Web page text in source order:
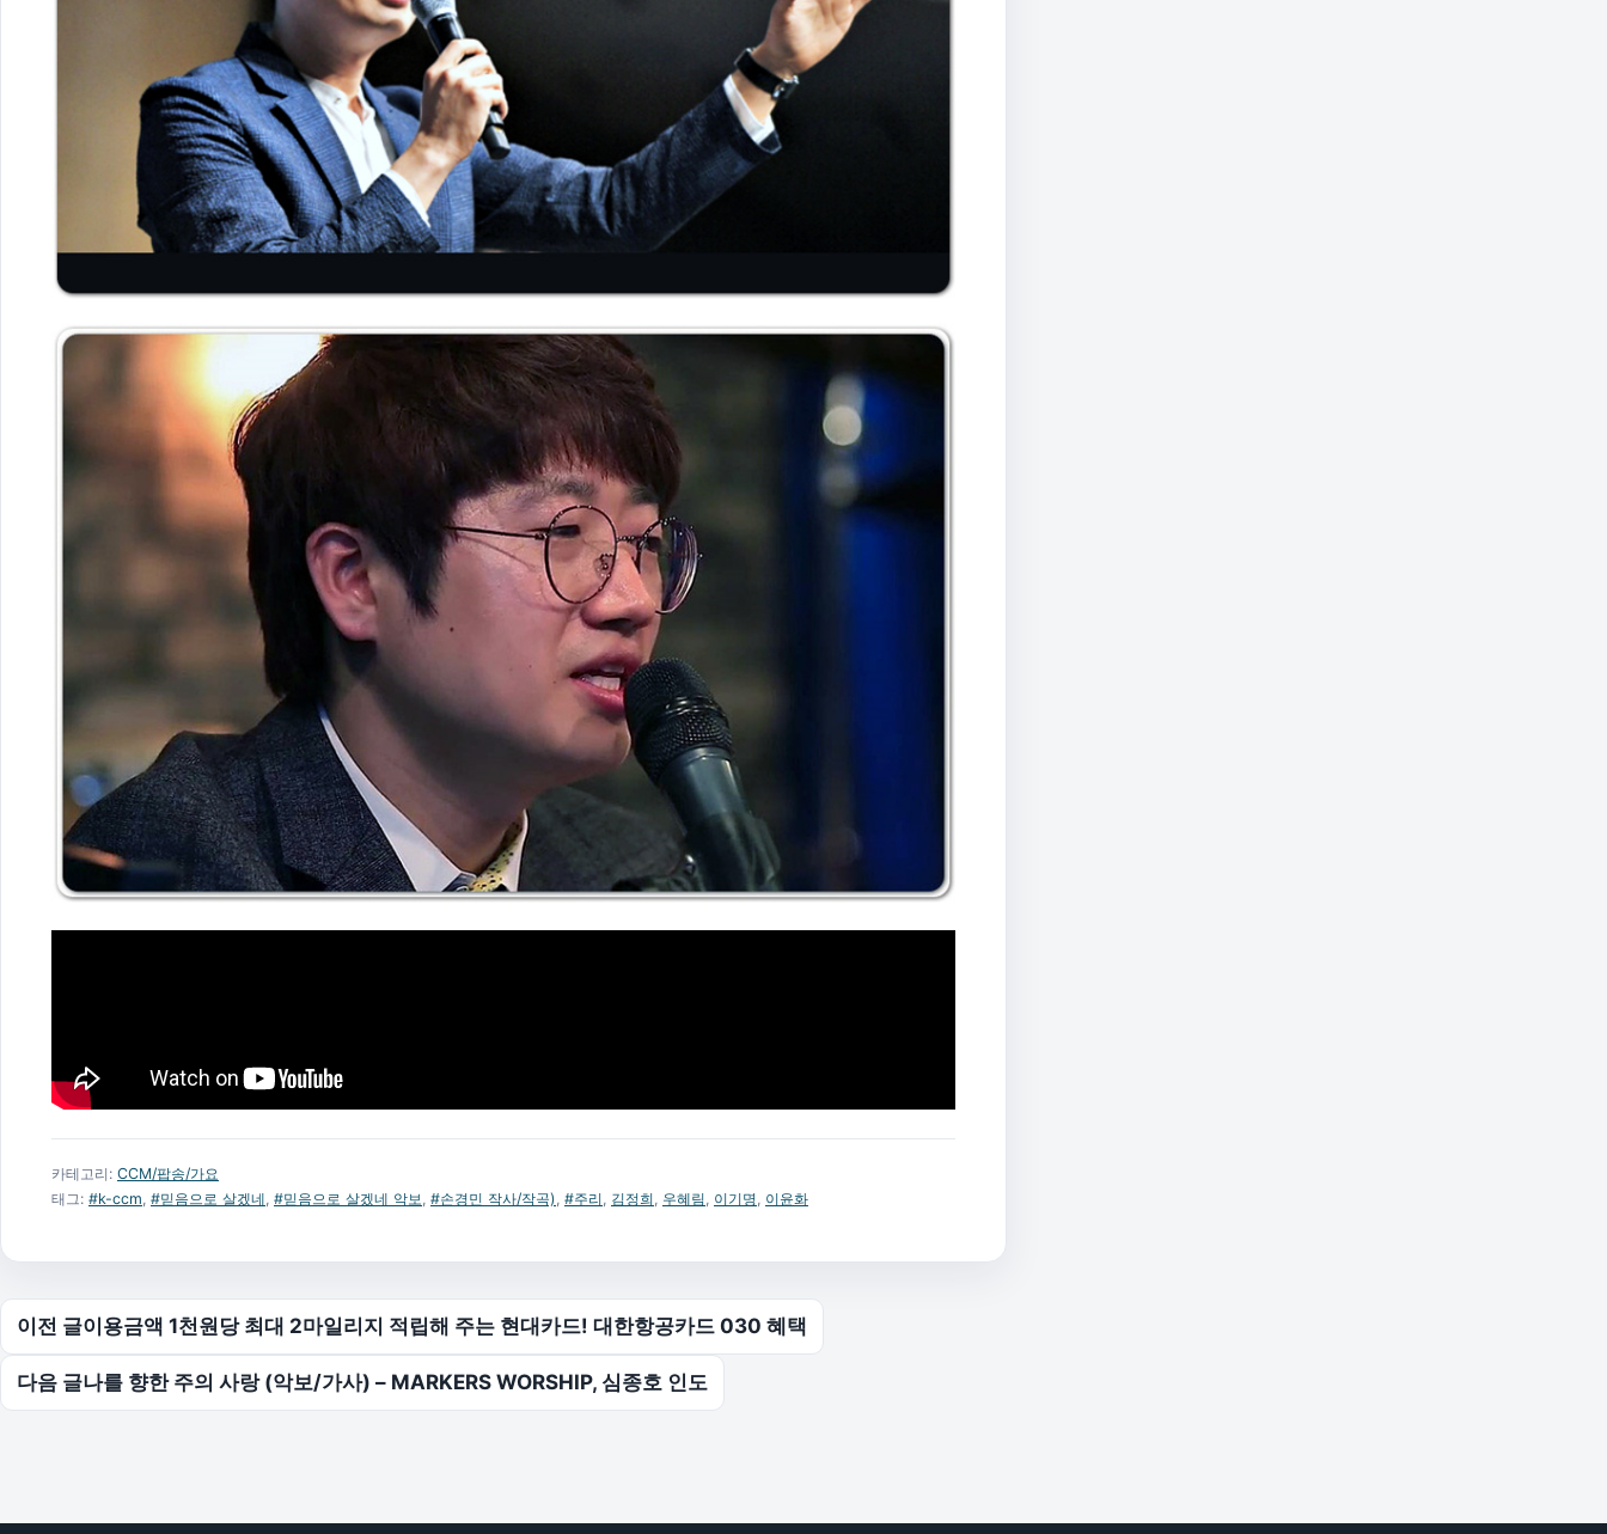
카테고리: CCM/팝송/가요
태그: #k-ccm #믿음으로 살겠네 #믿음으로 살겠네 악보 #손경민 작사/작곡) #주리 김정희 우혜림 이기명 이윤화
글 탐색
이전 글이용금액 1천원당 최대 2마일리지 적립해 주는 현대카드! 대한항공카드 030 혜택
다음 글나를 향한 주의 사랑 (악보/가사) – MARKERS WORSHIP, 심종호 인도